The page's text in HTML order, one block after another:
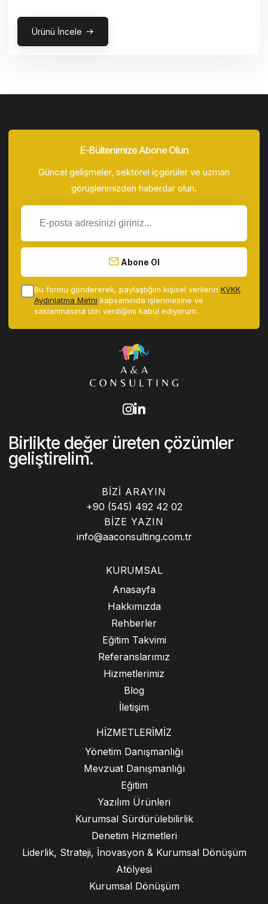
Ürünü İncele
E-Bültenimize Abone Olun
Güncel gelişmeler, sektörel içgörüler ve uzman
görüşlerimizden haberdar olun.
Abone Ol
Bu formu göndererek, paylaştığım kişisel verilerin KVKK
Aydınlatma Metni kapsamında işlenmesine ve
saklanmasına izin verdiğimi kabul ediyorum.
Birlikte değer üreten çözümler
geliştirelim.
BIZI ARAYIN
+90 (545) 492 42 02
BIZE YAZIN
info@aaconsulting.com.tr
KURUMSAL
Anasayfa
Hakkımızda
Rehberler
Eğitim Takvimi
Referanslarımız
Hizmetlerimiz
Blog
İletişim
HIZMETLERIMIZ
Yönetim Danışmanlığı
Mevzuat Danışmanlığı
Eğitim
Yazılım Ürünleri
Kurumsal Sürdürülebilirlik
Denetim Hizmetleri
Liderlik, Strateji, İnovasyon & Kurumsal Dönüşüm
Atölyesi
Kurumsal Dönüşüm